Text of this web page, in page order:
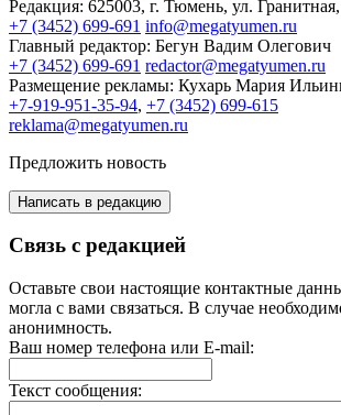
Редакция: 625003, г. Тюмень, ул.
+7 (3452) 699-691 info@megatyumen.ru
Главный редактор: Бегун Вадим Олегович
+7 (3452) 699-691 redactor@megatyumen.ru
Размещение рекламы: Кухарь Мария
+7-919-951-35-94, +7 (3452) 699-615
reklama@megatyumen.ru
Предложить новость
Написать в редакцию
Связь с редакцией
Оставьте свои настоящие контактные
могла с вами связаться. В случае
анонимность.
Ваш номер телефона или E-mail:
Текст сообщения: